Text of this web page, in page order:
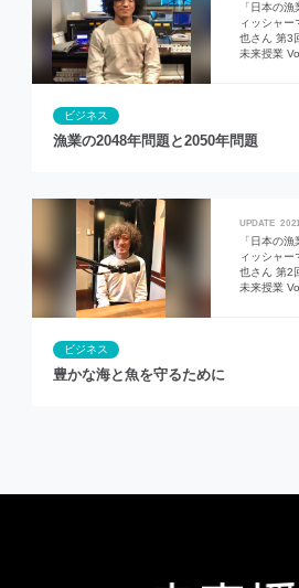
「日本の
ィッシャ
也さん 第3
未来授業
ビジネス
漁業の2048年問題と2050年問題
2021
「日本の
ィッシャ
也さん 第2
未来授業
ビジネス
豊かな海と魚を守るために